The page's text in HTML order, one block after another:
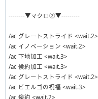
--------▼マクロ②▼---------
/ac グレートストライド <wait.2>
/ac イノベーション <wait.2>
/ac 下地加工 <wait.3>
/ac 倹約加工 <wait.3>
/ac グレートストライド <wait.2>
/ac ビエルゴの祝福 <wait.3>
/ac 倹約 <wait.2>